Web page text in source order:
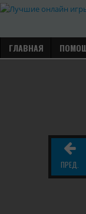
ГЛАВНАЯ
ПРЕД.